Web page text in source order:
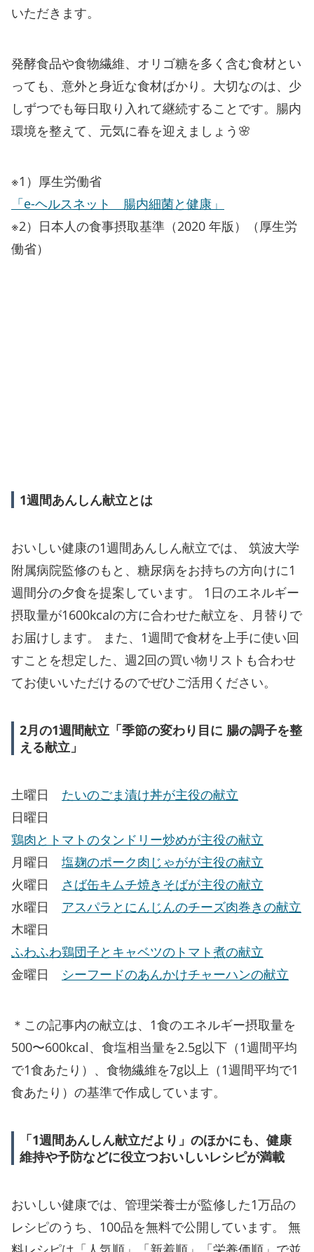
いただきます。
発酵食品や食物繊維、オリゴ糖を多く含む食材とい
っても、意外と身近な食材ばかり。大切なのは、少
しずつでも毎日取り入れて継続することです。腸内
環境を整えて、元気に春を迎えましょう🌸
※1）厚生労働省 ​​​​
「e-ヘルスネット 腸内細菌と健康」
※2）日本人の食事摂取基準（2020 年版）（厚生労
働省）
1週間あんしん献立とは
おいしい健康の1週間あんしん献立では、 筑波大学
附属病院監修のもと、糖尿病をお持ちの方向けに1
週間分の夕食を提案しています。 1日のエネルギー
摂取量が1600kcalの方に合わせた献立を、月替りで
お届けします。 また、1週間で食材を上手に使い回
すことを想定した、週2回の買い物リストも合わせ
てお使いいただけるのでぜひご活用ください。
2月の1週間献立「季節の変わり目に 腸の調子を整
える献立」
土曜日 たいのごま漬け丼が主役の献立
日曜日
鶏肉とトマトのタンドリー炒めが主役の献立
月曜日 塩麹のポーク肉じゃがが主役の献立
火曜日 さば缶キムチ焼きそばが主役の献立
水曜日 アスパラとにんじんのチーズ肉巻きの献立
木曜日
ふわふわ鶏団子とキャベツのトマト煮の献立
金曜日 シーフードのあんかけチャーハンの献立
＊この記事内の献立は、1食のエネルギー摂取量を
500〜600kcal、食塩相当量を2.5g以下（1週間平均
で1食あたり）、食物繊維を7g以上（1週間平均で1
食あたり）の基準で作成しています。
「1週間あんしん献立だより」のほかにも、健康
維持や予防などに役立つおいしいレシピが満載
おいしい健康では、管理栄養士が監修した1万品の
レシピのうち、100品を無料で公開しています。 無